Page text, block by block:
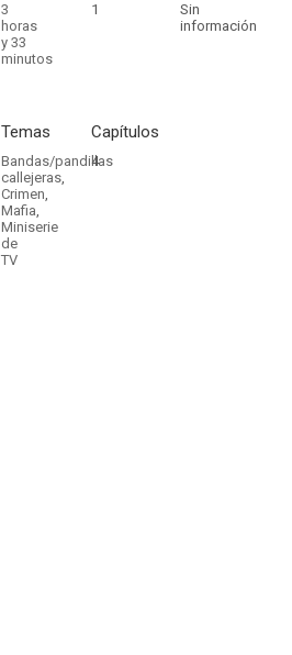
3
horas
y 33
minutos
1
Sin
información
Temas
Bandas/pandillas
callejeras,
Crimen,
Mafia,
Miniserie
de
TV
Capítulos
4